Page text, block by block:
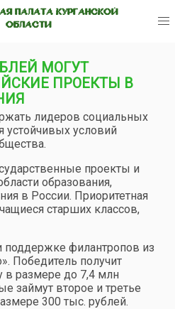
ПАЛАТА КУРГАНСКОЙ
ОБЛАСТИ
МОГУТ
ПРОЕКТЫ В
лидеров социальных
устойчивых условий
проекты и
образования,
в России. Приоритетная
старших классов,
поддержке филантропов из
Победитель получит
размере до 7,4 млн
займут второе и третье
300 тыс. рублей.